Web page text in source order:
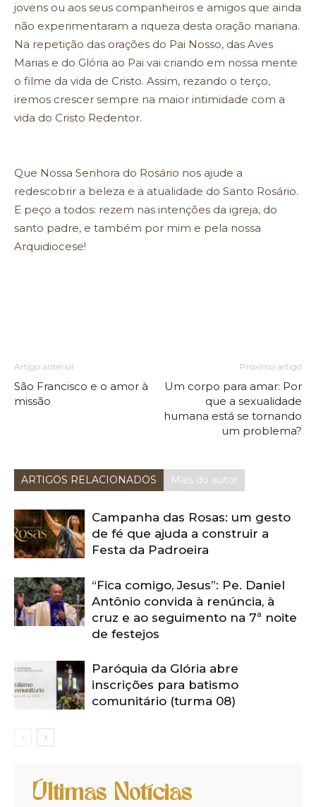
jovens ou aos seus companheiros e amigos que ainda
não experimentaram a riqueza desta oração mariana.
Na repetição das orações do Pai Nosso, das Aves
Marias e do Glória ao Pai vai criando em nossa mente
o filme da vida de Cristo. Assim, rezando o terço,
iremos crescer sempre na maior intimidade com a
vida do Cristo Redentor.
Que Nossa Senhora do Rosário nos ajude a
redescobrir a beleza e a atualidade do Santo Rosário.
E peço a todos: rezem nas intenções da igreja, do
santo padre, e também por mim e pela nossa
Arquidiocese!
Artigo anterior
São Francisco e o amor à
missão
Próximo artigo
Um corpo para amar: Por
que a sexualidade
humana está se tornando
um problema?
ARTIGOS RELACIONADOS Mais do autor
Campanha das Rosas: um gesto
de fé que ajuda a construir a
Festa da Padroeira
“Fica comigo, Jesus”: Pe. Daniel
Antônio convida à renúncia, à
cruz e ao seguimento na 7ª noite
de festejos
Paróquia da Glória abre
inscrições para batismo
comunitário (turma 08)
Últimas Notícias